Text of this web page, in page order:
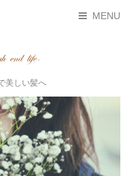
MENU
美しい髪へ